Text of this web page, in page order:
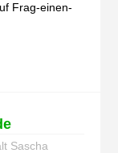
Frag-einen-
Sascha